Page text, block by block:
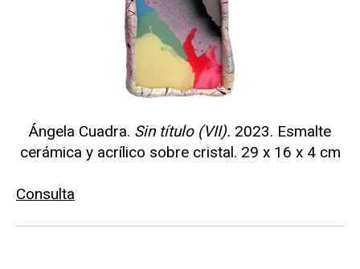
Ángela Cuadra. Sin título (VII). 2023. Esmalte
cerámica y acrílico sobre cristal. 29 x 16 x 4 cm
Consulta